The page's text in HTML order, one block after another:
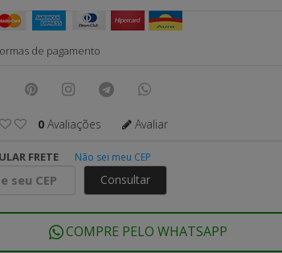
de pagamento
0Avaliações Avaliar
FRETE Não sei meu CEP
Consultar
COMPRE PELO WHATSAPP